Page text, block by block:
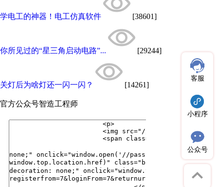
学电工的神器！电工仿真软件 [38601]
你所见过的“星三角启动电路”... [29244]
关灯后为啥灯还一闪一闪？ [14261]
官方公众号智造工程师
客服
小程序
公众号